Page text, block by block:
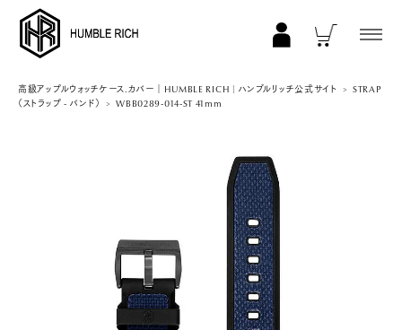
COLLECTION
AppleWatch 11/10(46mm)
AppleWatch Ultra 2/1(49mm)
AppleWatch 9/8/7 (41mm)
AppleWatch 9/8/7 (45mm)
AppleWatch SE 3/2/1 (40mm)
AppleWatch SE 3/2/1 (44mm)
高級アップルウォッチケース.カバー｜HUMBLE RICH | ハンブルリッチ公式サイト
STRAP
（ストラップ - バンド）
WBB0289-014-ST 41mm